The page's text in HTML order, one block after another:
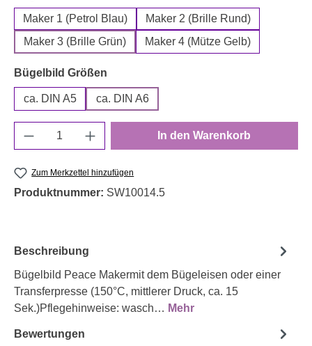
Maker 1 (Petrol Blau)
Maker 2 (Brille Rund)
Maker 3 (Brille Grün)
Maker 4 (Mütze Gelb)
Bügelbild Größen
ca. DIN A5 ca. DIN A6
Produkt Anzahl: Gib den gewünschten
In den Warenkorb
Zum Merkzettel hinzufügen
Produktnummer: SW10014.5
Beschreibung
Bügelbild Peace Makermit dem Bügeleisen oder einer
Transferpresse (150°C, mittlerer Druck, ca. 15
Sek.)Pflegehinweise: wasch… Mehr
Bewertungen